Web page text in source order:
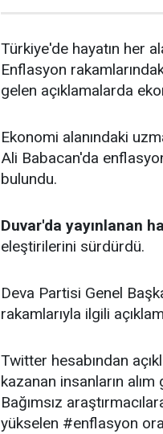
Türkiye'de hayatın her
Enflasyon
gelen açıklamalarda
Ekonomi alanındaki
Ali Babacan'da
bulundu.
Duvar'da yayınlanan
eleştirilerini sürdürdü.
Deva Partisi Genel
rakamlarıyla ilgili
Twitter hesabından
kazanan insanların
Bağımsız
yükselen #enflasyon